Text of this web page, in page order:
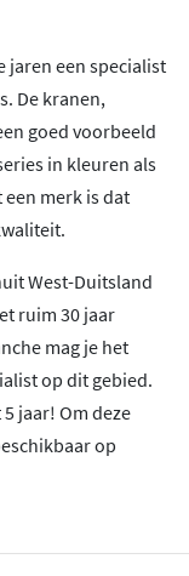
jaren een specialist
De kranen,
goed voorbeeld
in kleuren als
merk is dat
West-Duitsland
ruim 30 jaar
mag je het
op dit gebied.
jaar! Om deze
op